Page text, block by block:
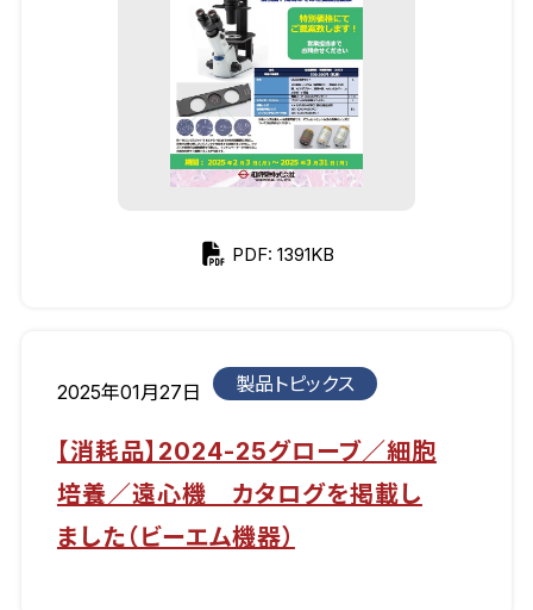
PDF: 1391KB
2025年01月27日 製品トピックス
【消耗品】2024-25グローブ／細胞
培養／遠心機 カタログを掲載し
ました（ビーエム機器）